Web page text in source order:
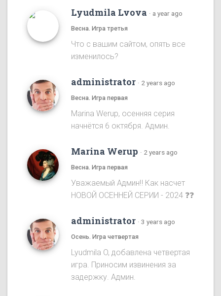
Lyudmila Lvova · a year ago
Весна. Игра третья
Что с вашим сайтом, опять все
изменилось?
administrator · 2 years ago
Весна. Игра первая
Marina Werup, осенняя серия
начнётся 6 октября. Админ.
Marina Werup · 2 years ago
Весна. Игра первая
Уважаемый Админ‼️ Как насчет
НОВОЙ ОСЕННЕЙ СЕРИИ - 2024 ❓❓
administrator · 3 years ago
Осень. Игра четвертая
Lyudmila O, добавлена четвертая
игра. Приносим извинения за
задержку. Админ.